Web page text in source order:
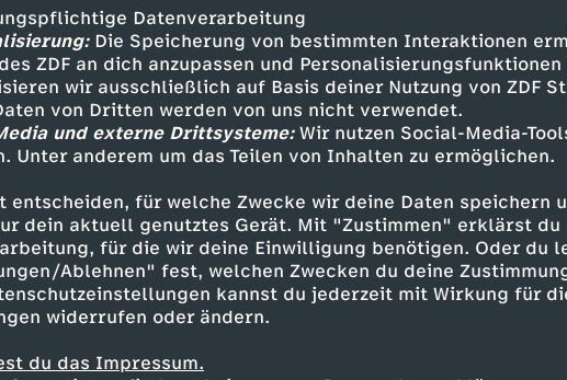
Datenverarbeitung
Die Speicherung von bestimmten Interaktionen
ZDF an dich anzupassen und
wir ausschließlich auf Basis deiner Nutzung von ZDF
von Dritten werden von uns nicht verwendet.
und externe Drittsysteme:Wir nutzen Social-Media-
Unter anderem um das Teilen von Inhalten zu ermöglichen.
entscheiden, für welche Zwecke wir deine Daten speichern
dein aktuell genutztes Gerät. Mit "Zustimmen" erklärst du
für die wir deine Einwilligung benötigen. Oder du
Ablehnen" fest, welchen Zwecken du deine
kannst du jederzeit mit Wirkung für
widerrufen oder ändern.
du das Impressum.
Liman:
Dane
Nesseler
Ähnliche Inhalte entdecken
Comedy Video schräg Untertitel Phil Laude